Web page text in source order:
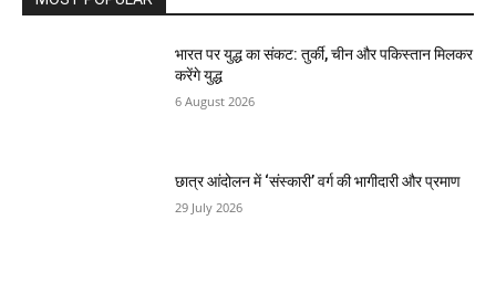
भारत पर युद्ध का संकट: तुर्की, चीन और पकिस्तान मिलकर
करेंगे युद्ध
6 August 2026
छात्र आंदोलन में ‘संस्कारी’ वर्ग की भागीदारी और प्रमाण
29 July 2026